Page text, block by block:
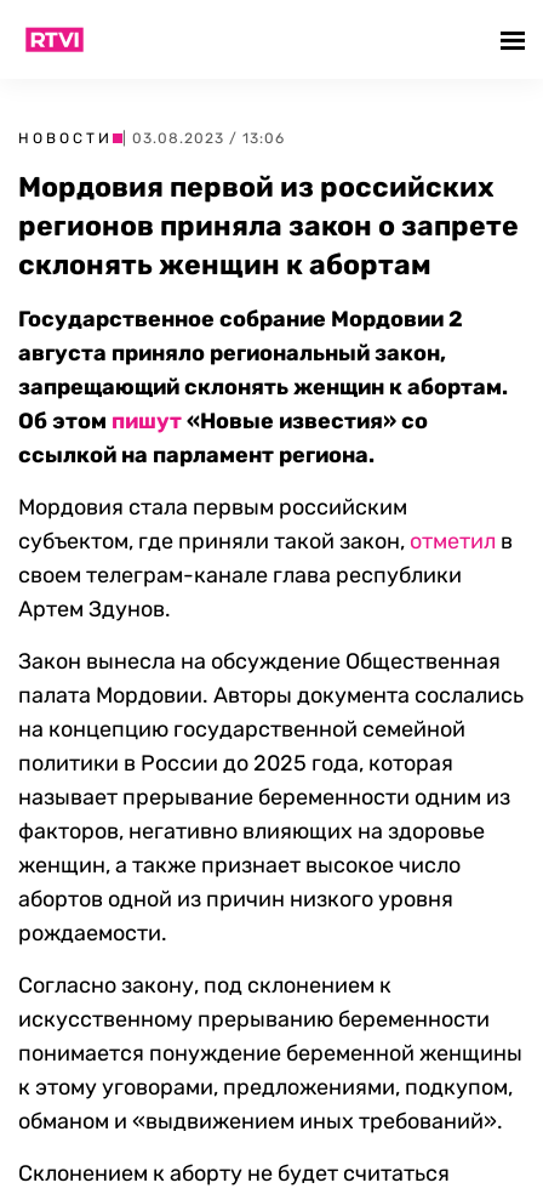
НОВОСТИ | 03.08.2023 / 13:06
Мордовия первой из российских
регионов приняла закон о запрете
склонять женщин к абортам
Государственное собрание Мордовии 2
августа приняло региональный закон,
запрещающий склонять женщин к абортам.
Об этом пишут«Новые известия» со
ссылкой на парламент региона.
Мордовия стала первым российским
субъектом, где приняли такой закон, отметил в
своем телеграм-канале глава республики
Артем Здунов.
Закон вынесла на обсуждение Общественная
палата Мордовии. Авторы документа сослались
на концепцию государственной семейной
политики в России до 2025 года, которая
называет прерывание беременности одним из
факторов, негативно влияющих на здоровье
женщин, а также признает высокое число
абортов одной из причин низкого уровня
рождаемости.
Согласно закону, под склонением к
искусственному прерыванию беременности
понимается понуждение беременной женщины
к этому уговорами, предложениями, подкупом,
обманом и «выдвижением иных требований».
Склонением к аборту не будет считаться